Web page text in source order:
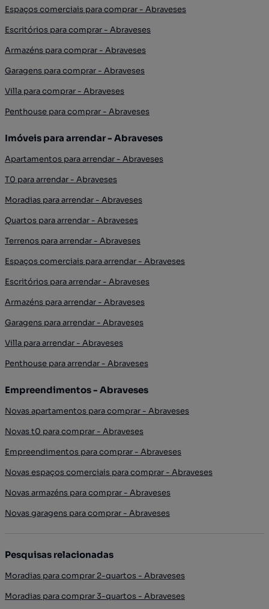
Espaços comerciais para comprar - Abraveses
Escritórios para comprar - Abraveses
Armazéns para comprar - Abraveses
Garagens para comprar - Abraveses
Villa para comprar - Abraveses
Penthouse para comprar - Abraveses
Imóveis para arrendar - Abraveses
Apartamentos para arrendar - Abraveses
T0 para arrendar - Abraveses
Moradias para arrendar - Abraveses
Quartos para arrendar - Abraveses
Terrenos para arrendar - Abraveses
Espaços comerciais para arrendar - Abraveses
Escritórios para arrendar - Abraveses
Armazéns para arrendar - Abraveses
Garagens para arrendar - Abraveses
Villa para arrendar - Abraveses
Penthouse para arrendar - Abraveses
Empreendimentos - Abraveses
Novas apartamentos para comprar - Abraveses
Novas t0 para comprar - Abraveses
Empreendimentos para comprar - Abraveses
Novas espaços comerciais para comprar - Abraveses
Novas armazéns para comprar - Abraveses
Novas garagens para comprar - Abraveses
Pesquisas relacionadas
Moradias para comprar 2-quartos - Abraveses
Moradias para comprar 3-quartos - Abraveses